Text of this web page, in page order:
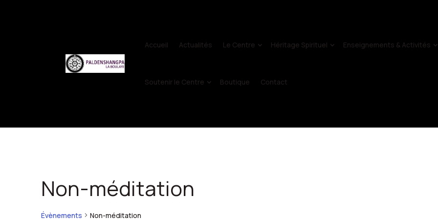
Accueil Actualités Le Centre Héritage Spirituel Enseignements & Activités
Soutenir le Centre Boutique Contact
Non-méditation
Évènements Non-méditation